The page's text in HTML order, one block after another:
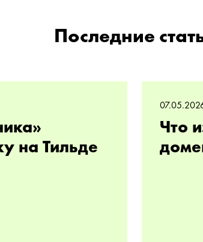
Последние
на Тильде
Что